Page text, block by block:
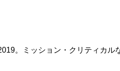
。ミッション・クリティカ